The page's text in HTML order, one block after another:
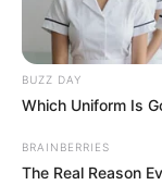
BUZZ DAY
Which Uniform Is
BRAINBERRIES
The Real Reason